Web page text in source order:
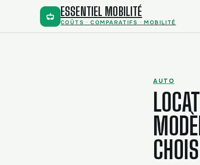
ESSENTIEL MOBILITÉ
COÛTS · COMPARATIFS · MOBILITÉ
AUTO